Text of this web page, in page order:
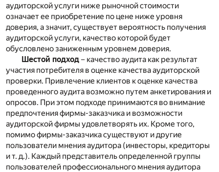
аудиторской услуги ниже рыночной стоимости
означает ее приобретение по цене ниже уровня
доверия, а значит, существует вероятность получения
аудиторской услуги, качество которой будет
обусловлено заниженным уровнем доверия.
Шестой подход – качество аудита как результат
участия потребителя в оценке качества аудиторской
проверки. Привлечение клиентов к оценке качества
проведенного аудита возможно путем анкетирования и
опросов. При этом подходе принимаются во внимание
предпочтения фирмы-заказчика и возможности
аудиторской фирмы удовлетворять их. Кроме того,
помимо фирмы-заказчика существуют и другие
пользователи мнения аудитора (инвесторы, кредиторы
и т. д.). Каждый представитель определенной группы
пользователей профессионального мнения аудитора